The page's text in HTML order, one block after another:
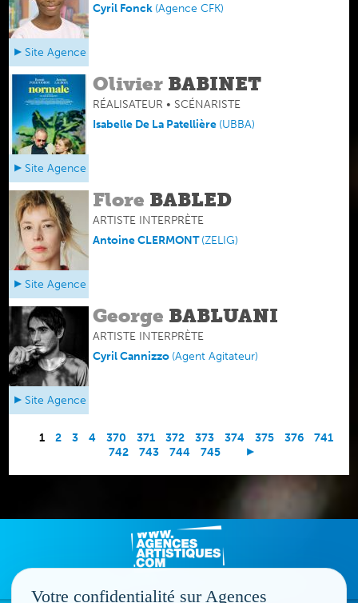
Cyril Fonck (Agence CFK)
Site Agence
Olivier BABINET
RÉALISATEUR • SCÉNARISTE
Isabelle De La Patellière (UBBA)
Site Agence
Flore BABLED
ARTISTE INTERPRÈTE
Antoine CLERMONT(ZELIG)
Site Agence
George BABLUANI
ARTISTE INTERPRÈTE
Cyril Cannizzo (Agent Agitateur)
Site Agence
1 2 3 4 370 371 372 373 374 375 376
741
742
743 744 745
Votre confidentialité sur Agences